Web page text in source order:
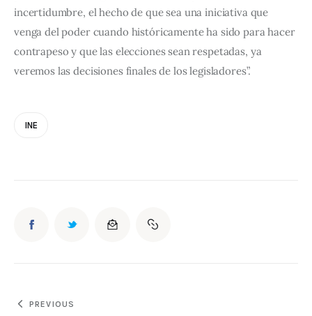
incertidumbre, el hecho de que sea una iniciativa que
venga del poder cuando históricamente ha sido para hacer
contrapeso y que las elecciones sean respetadas, ya
veremos las decisiones finales de los legisladores”.
INE
PREVIOUS